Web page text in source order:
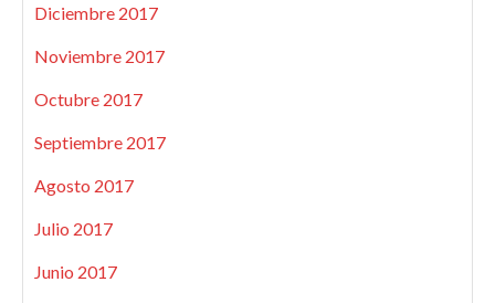
Diciembre 2017
Noviembre 2017
Octubre 2017
Septiembre 2017
Agosto 2017
Julio 2017
Junio 2017